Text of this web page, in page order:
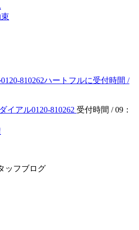
0120-810262ハートフルに受付時間 /
0120-810262 受付時間 / 09：
ッフブログ